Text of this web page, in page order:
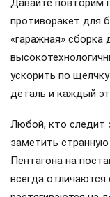
Давайте повторим
противоракет для
«гаражная»
ускорить по
деталь и каждый
Любой, кто следит
заметить
Пентагона на
всегда